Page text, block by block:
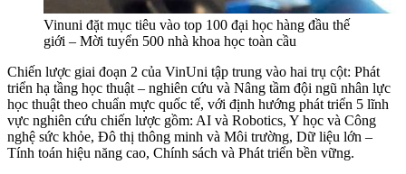
Vinuni đặt mục tiêu vào top 100 đại học hàng đầu thế
giới – Mời tuyển 500 nhà khoa học toàn cầu
Chiến lược giai đoạn 2 của VinUni tập trung vào hai trụ cột: Phát
triển hạ tầng học thuật – nghiên cứu và Nâng tầm đội ngũ nhân lực
học thuật theo chuẩn mực quốc tế, với định hướng phát triển 5 lĩnh
vực nghiên cứu chiến lược gồm: AI và Robotics, Y học và Công
nghệ sức khỏe, Đô thị thông minh và Môi trường, Dữ liệu lớn –
Tính toán hiệu năng cao, Chính sách và Phát triển bền vững.